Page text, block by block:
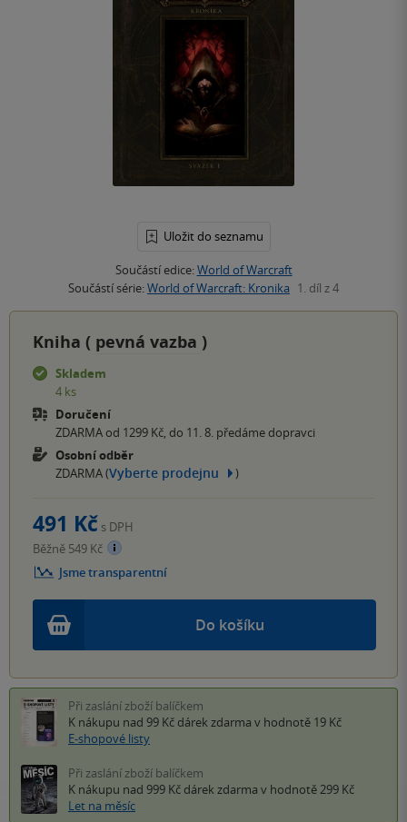
Uložit do seznamu
Součástí edice:World of Warcraft
Součástí série:World of Warcraft: Kronika 1. díl z 4
Kniha ( pevná vazba )
Skladem
4 ks
Doručení
ZDARMA od 1299 Kč, do 11. 8. předáme dopravci
Osobní odběr
ZDARMA (Vyberte prodejnu )
Do košíku
491 Kč s DPH
Běžně 549 Kč
Jsme transparentní
Při zaslání zboží balíčkem
K nákupu nad 99 Kč dárek zdarma v hodnotě 19 Kč
E-shopové listy
Při zaslání zboží balíčkem
K nákupu nad 999 Kč dárek zdarma v hodnotě 299 Kč
Let na měsíc